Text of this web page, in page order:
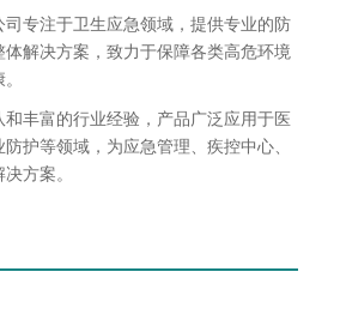
专注于卫生应急领域，提供专业的防
解决方案，致力于保障各类高危环境
丰富的行业经验，产品广泛应用于医
护等领域，为应急管理、疾控中心、
方案。